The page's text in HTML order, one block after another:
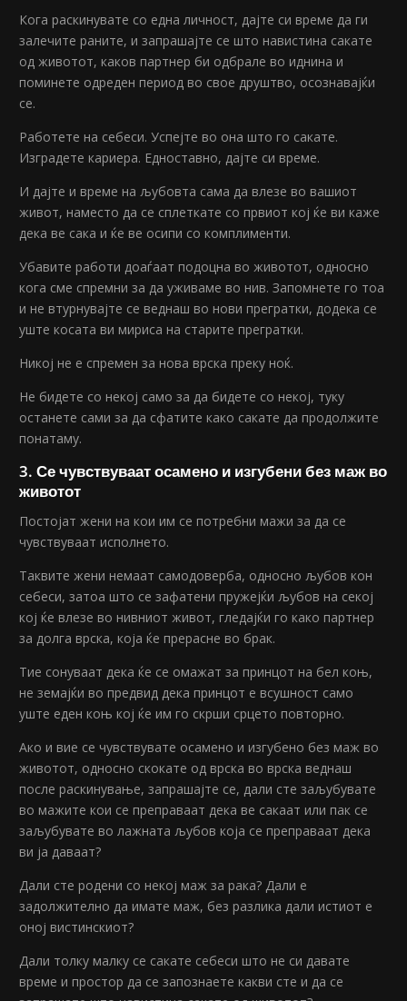
Кога раскинувате со една личност, дајте си време да ги
залечите раните, и запрашајте се што навистина сакате
од животот, каков партнер би одбрале во иднина и
поминете одреден период во свое друштво, осознавајќи
се.
Работете на себеси. Успејте во она што го сакате.
Изградете кариера. Едноставно, дајте си време.
И дајте и време на љубовта сама да влезе во вашиот
живот, наместо да се сплеткате со првиот кој ќе ви каже
дека ве сака и ќе ве осипи со комплименти.
Убавите работи доаѓаат подоцна во животот, односно
кога сме спремни за да уживаме во нив. Запомнете го тоа
и не втурнувајте се веднаш во нови прегратки, додека се
уште косата ви мириса на старите прегратки.
Никој не е спремен за нова врска преку ноќ.
Не бидете со некој само за да бидете со некој, туку
останете сами за да сфатите како сакате да продолжите
понатаму.
3. Се чувствуваат осамено и изгубени без маж во
животот
Постојат жени на кои им се потребни мажи за да се
чувствуваат исполнето.
Таквите жени немаат самодоверба, односно љубов кон
себеси, затоа што се зафатени пружејќи љубов на секој
кој ќе влезе во нивниот живот, гледајќи го како партнер
за долга врска, која ќе прерасне во брак.
Тие сонуваат дека ќе се омажат за принцот на бел коњ,
не земајќи во предвид дека принцот е всушност само
уште еден коњ кој ќе им го скрши срцето повторно.
Ако и вие се чувствувате осамено и изгубено без маж во
животот, односно скокате од врска во врска веднаш
после раскинување, запрашајте се, дали сте заљубувате
во мажите кои се преправаат дека ве сакаат или пак се
заљубувате во лажната љубов која се преправаат дека
ви ја даваат?
Дали сте родени со некој маж за рака? Дали е
задолжително да имате маж, без разлика дали истиот е
оној вистинскиот?
Дали толку малку се сакате себеси што не си давате
време и простор да се запознаете какви сте и да се